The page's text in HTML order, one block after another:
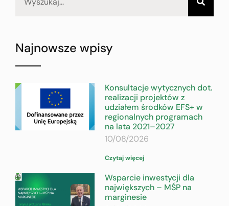
Najnowsze wpisy
Konsultacje wytycznych dot.
realizacji projektów z
udziałem środków EFS+ w
regionalnych programach
na lata 2021–2027
10/08/2026
Czytaj więcej
Wsparcie inwestycji dla
największych – MŚP na
marginesie